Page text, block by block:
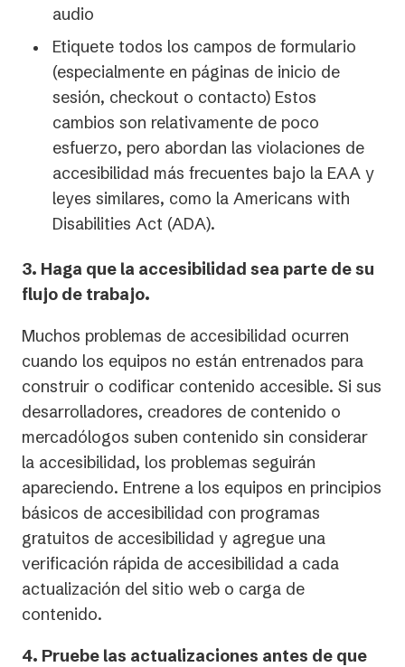
audio
Etiquete todos los campos de formulario
(especialmente en páginas de inicio de
sesión, checkout o contacto) Estos
cambios son relativamente de poco
esfuerzo, pero abordan las violaciones de
accesibilidad más frecuentes bajo la EAA y
leyes similares, como la Americans with
Disabilities Act (ADA).
3. Haga que la accesibilidad sea parte de su
flujo de trabajo.
Muchos problemas de accesibilidad ocurren
cuando los equipos no están entrenados para
construir o codificar contenido accesible. Si sus
desarrolladores, creadores de contenido o
mercadólogos suben contenido sin considerar
la accesibilidad, los problemas seguirán
apareciendo. Entrene a los equipos en principios
básicos de accesibilidad con programas
gratuitos de accesibilidad y agregue una
verificación rápida de accesibilidad a cada
actualización del sitio web o carga de
contenido.
4. Pruebe las actualizaciones antes de que